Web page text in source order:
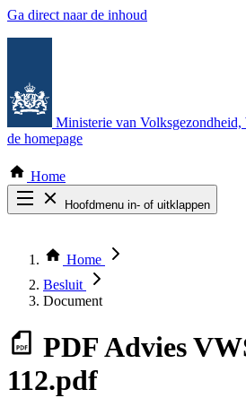
Ga direct naar de inhoud
Ministerie van
de homepage
Home
Hoofdmenu in- of uitklappen
Thema COVID-19
Bekijk per bestuursorgaan
Home
Besluit
Document
PDFAdvies
112.pdf